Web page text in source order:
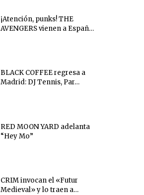
¡Atención, punks! THE
AVENGERS vienen a Españ…
BLACK COFFEE regresa a
Madrid: DJ Tennis, Par…
RED MOON YARD adelanta
“Hey Mo”
CRIM invocan el «Futur
Medieval» y lo traen a…